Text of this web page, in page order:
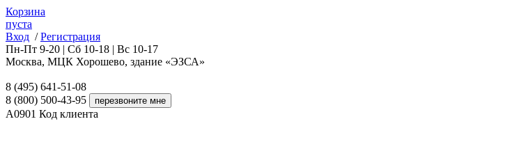
Корзина
пуста
Вход / Регистрация
Пн-Пт 9-20 | Сб 10-18 | Вс 10-17
Москва, МЦК Хорошево, здание «ЭЗСА»
8 (495) 641-51-08
8 (800) 500-43-95
A0901 Код клиента